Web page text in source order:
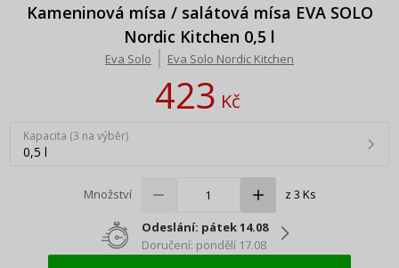
Kameninová mísa / salátová mísa EVA SOLO
Nordic Kitchen 0,5 l
Eva Solo Eva Solo Nordic Kitchen
423Kč
Kapacita (3 na výběr)
0,5 l
Množství z 3 Ks
Odeslání: pátek 14.08
Doručení: pondělí 17.08